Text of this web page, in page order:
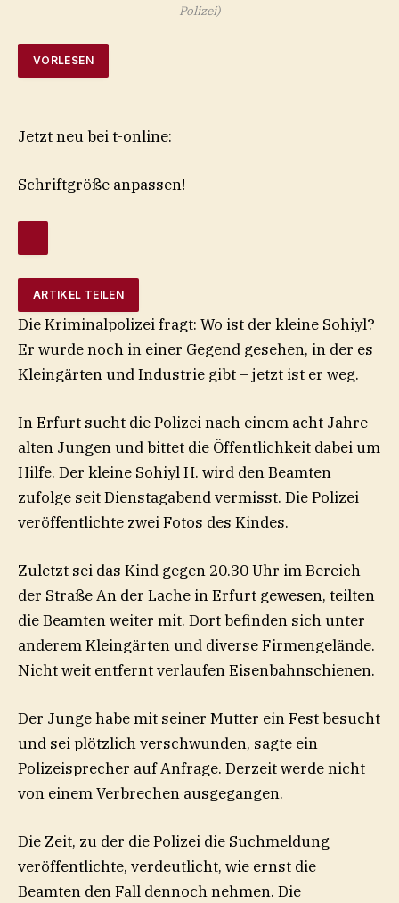
Polizei)
VORLESEN
Jetzt neu bei t-online:
Schriftgröße anpassen!
ARTIKEL TEILEN
Die Kriminalpolizei fragt: Wo ist der kleine Sohiyl?
Er wurde noch in einer Gegend gesehen, in der es
Kleingärten und Industrie gibt – jetzt ist er weg.
In Erfurt sucht die Polizei nach einem acht Jahre
alten Jungen und bittet die Öffentlichkeit dabei um
Hilfe. Der kleine Sohiyl H. wird den Beamten
zufolge seit Dienstagabend vermisst. Die Polizei
veröffentlichte zwei Fotos des Kindes.
Zuletzt sei das Kind gegen 20.30 Uhr im Bereich
der Straße An der Lache in Erfurt gewesen, teilten
die Beamten weiter mit. Dort befinden sich unter
anderem Kleingärten und diverse Firmengelände.
Nicht weit entfernt verlaufen Eisenbahnschienen.
Der Junge habe mit seiner Mutter ein Fest besucht
und sei plötzlich verschwunden, sagte ein
Polizeisprecher auf Anfrage. Derzeit werde nicht
von einem Verbrechen ausgegangen.
Die Zeit, zu der die Polizei die Suchmeldung
veröffentlichte, verdeutlicht, wie ernst die
Beamten den Fall dennoch nehmen. Die